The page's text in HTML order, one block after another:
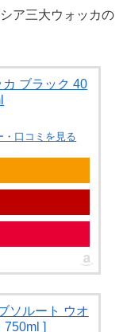
ア三大ウォッカの
ブラック 40
・口コミを見る
ソルート ウオ
750ml ]